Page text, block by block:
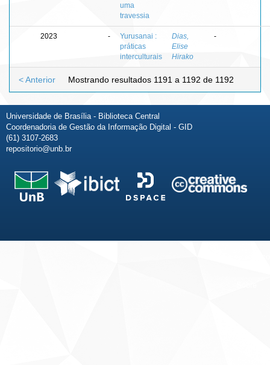
uma
travessia
2023 -
Yurusanai :
práticas
interculturais
Dias,
Elise
Hirako
-
Mostrando resultados 1191 a 1192 de 1192
< Anterior
Universidade de Brasília - Biblioteca Central
Coordenadoria de Gestão da Informação Digital - GID
(61) 3107-2683
repositorio@unb.br